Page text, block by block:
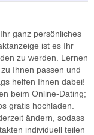
ganz persönliches
ist es Ihr
zu werden. Lernen
Ihnen passen und
helfen Ihnen dabei!
beim Online-Dating;
gratis hochladen.
ändern, sodass
individuell teilen